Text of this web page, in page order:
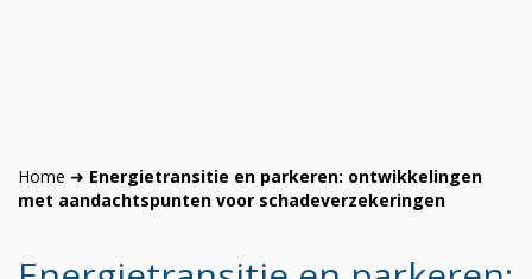
Home ➜ Energietransitie en parkeren: ontwikkelingen
met aandachtspunten voor schadeverzekeringen